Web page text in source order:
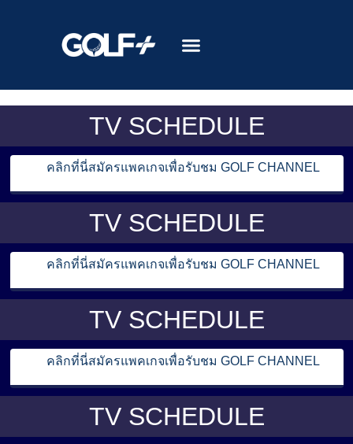
TV SCHEDULE
คลิกที่นี่สมัครแพคเกจเพื่อรับชม GOLF CHANNEL
TV SCHEDULE
คลิกที่นี่สมัครแพคเกจเพื่อรับชม GOLF CHANNEL
TV SCHEDULE
คลิกที่นี่สมัครแพคเกจเพื่อรับชม GOLF CHANNEL
TV SCHEDULE